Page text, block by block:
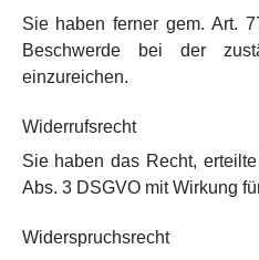
Sie haben ferner gem. Art.
Beschwerde bei der
einzureichen.
Widerrufsrecht
Sie haben das Recht,
Abs. 3 DSGVO mit Wirkung
Widerspruchsrecht